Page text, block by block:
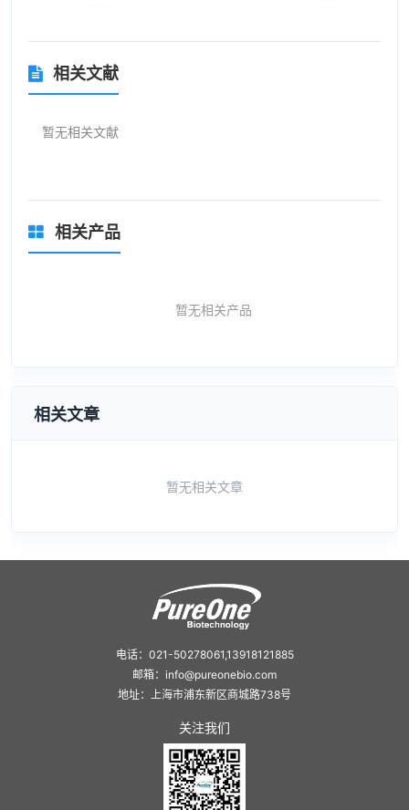
相关文献
暂无相关文献
相关产品
暂无相关产品
相关文章
暂无相关文章
电话：021-50278061,13918121885
邮箱：info@pureonebio.com
地址：上海市浦东新区商城路738号
关注我们